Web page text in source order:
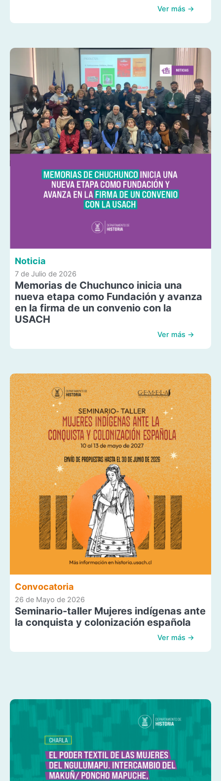
Ver más →
Noticia
7 de Julio de 2026
Memorias de Chuchunco inicia una
nueva etapa como Fundación y avanza
en la firma de un convenio con la
USACH
Ver más →
Convocatoria
26 de Mayo de 2026
Seminario-taller Mujeres indígenas ante
la conquista y colonización española
Ver más →